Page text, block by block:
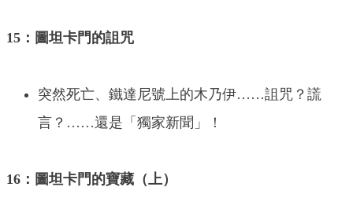
15：圖坦卡門的詛咒
突然死亡、鐵達尼號上的木乃伊……詛咒？謊
言？……還是「獨家新聞」！
16：圖坦卡門的寶藏（上）